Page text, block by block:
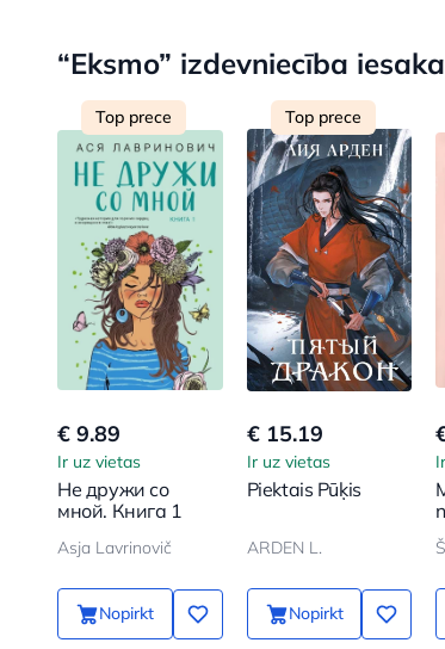
“Eksmo” izdevniecība iesaka
Top prece
€ 9.89
Ir uz vietas
Не дружи со
мной. Книга 1
Asja Lavrinovič
Nopirkt
Top prece
€ 15.19
Ir uz vietas
Piektais Pūķis
ARDEN L.
Nopirkt